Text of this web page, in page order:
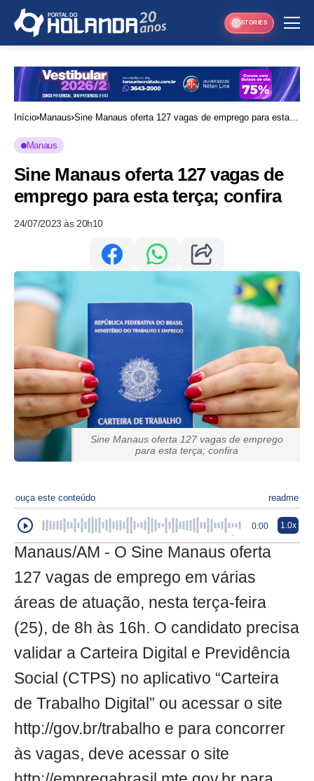
STORIES
Início Manaus Sine Manaus oferta 127 vagas de emprego para esta
Manaus
Sine Manaus oferta 127 vagas de
emprego para esta terça; confira
24/07/2023 às 20h10
Sine Manaus oferta 127 vagas de emprego
para esta terça; confira
ouça este conteúdo readme
0:00 1.0x
Manaus/AM - O Sine Manaus oferta
127 vagas de emprego em várias
áreas de atuação, nesta terça-feira
(25), de 8h às 16h. O candidato precisa
validar a Carteira Digital e Previdência
Social (CTPS) no aplicativo “Carteira
de Trabalho Digital” ou acessar o site
http://gov.br/trabalho e para concorrer
às vagas, deve acessar o site